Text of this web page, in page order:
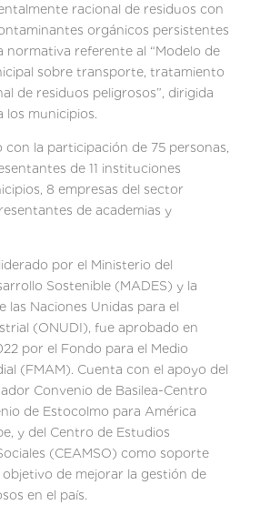
racional de residuos con
orgánicos persistentes
normativa referente al “Modelo de
sobre transporte, tratamiento
de residuos peligrosos”, dirigida
los municipios.
con la participación de 75 personas,
de 11 instituciones
8 empresas del sector
de academias y
por el Ministerio del
Sostenible (MADES) y la
las Naciones Unidas para el
(ONUDI), fue aprobado en
por el Fondo para el Medio
(FMAM). Cuenta con el apoyo del
Convenio de Basilea-Centro
de Estocolmo para América
y del Centro de Estudios
(CEAMSO) como soporte
objetivo de mejorar la gestión de
en el país.